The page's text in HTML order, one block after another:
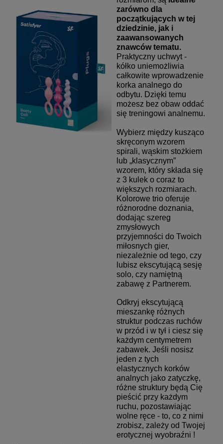
zarówno dla
początkujących w tej
dziedzinie, jak i
zaawansowanych
znawców tematu.
Praktyczny uchwyt -
kółko uniemożliwia
całkowite wprowadzenie
korka analnego do
odbytu. Dzięki temu
możesz bez obaw oddać
się treningowi analnemu.
Wybierz między kusząco
skręconym wzorem
spirali, wąskim stożkiem
lub „klasycznym”
wzorem, który składa się
z 3 kulek o coraz to
większych rozmiarach.
Kolorowe trio oferuje
różnorodne doznania,
dodając szereg
zmysłowych
przyjemności do Twoich
miłosnych gier,
niezależnie od tego, czy
lubisz ekscytującą sesję
solo, czy namiętną
zabawę z Partnerem.
Odkryj ekscytującą
mieszankę różnych
struktur podczas ruchów
w przód i w tył i ciesz się
każdym centymetrem
zabawek. Jeśli nosisz
jeden z tych
elastycznych korków
analnych jako zatyczkę,
różne struktury będą Cię
pieścić przy każdym
ruchu, pozostawiając
wolne ręce - to, co z nimi
zrobisz, zależy od Twojej
erotycznej wyobraźni !